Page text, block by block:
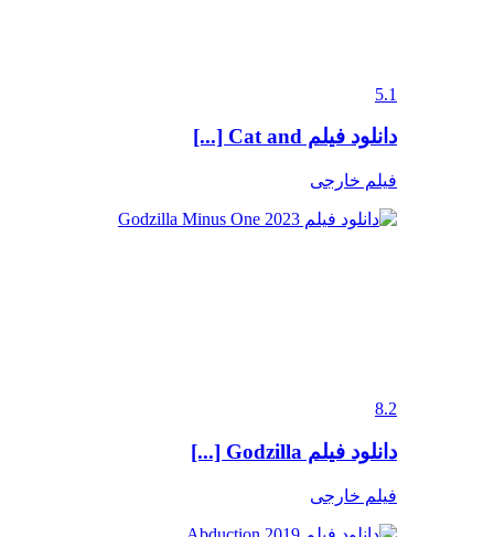
5.1
دانلود فیلم Cat and [...]
فیلم خارجی
8.2
دانلود فیلم Godzilla [...]
فیلم خارجی